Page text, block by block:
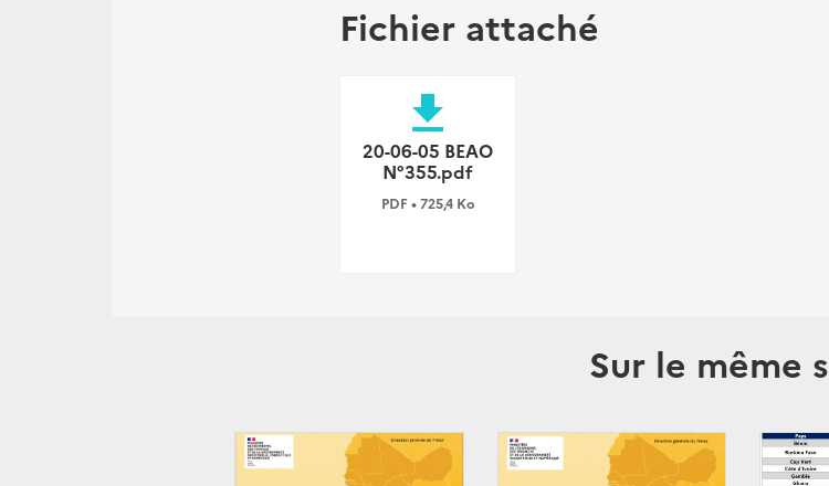
Fichier attaché
file_download
20-06-05 BEAO
N°355.pdf
PDF • 725,4 Ko
Sur le même